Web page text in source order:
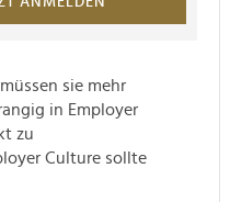
sie mehr
in Employer
zu
Culture sollte